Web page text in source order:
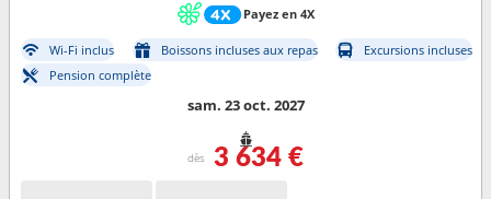
Payez en 4X
Wi-Fi inclus Boissons incluses aux repas
Excursions incluses
Pension complète
sam. 23 oct. 2027
dès 3 634 €